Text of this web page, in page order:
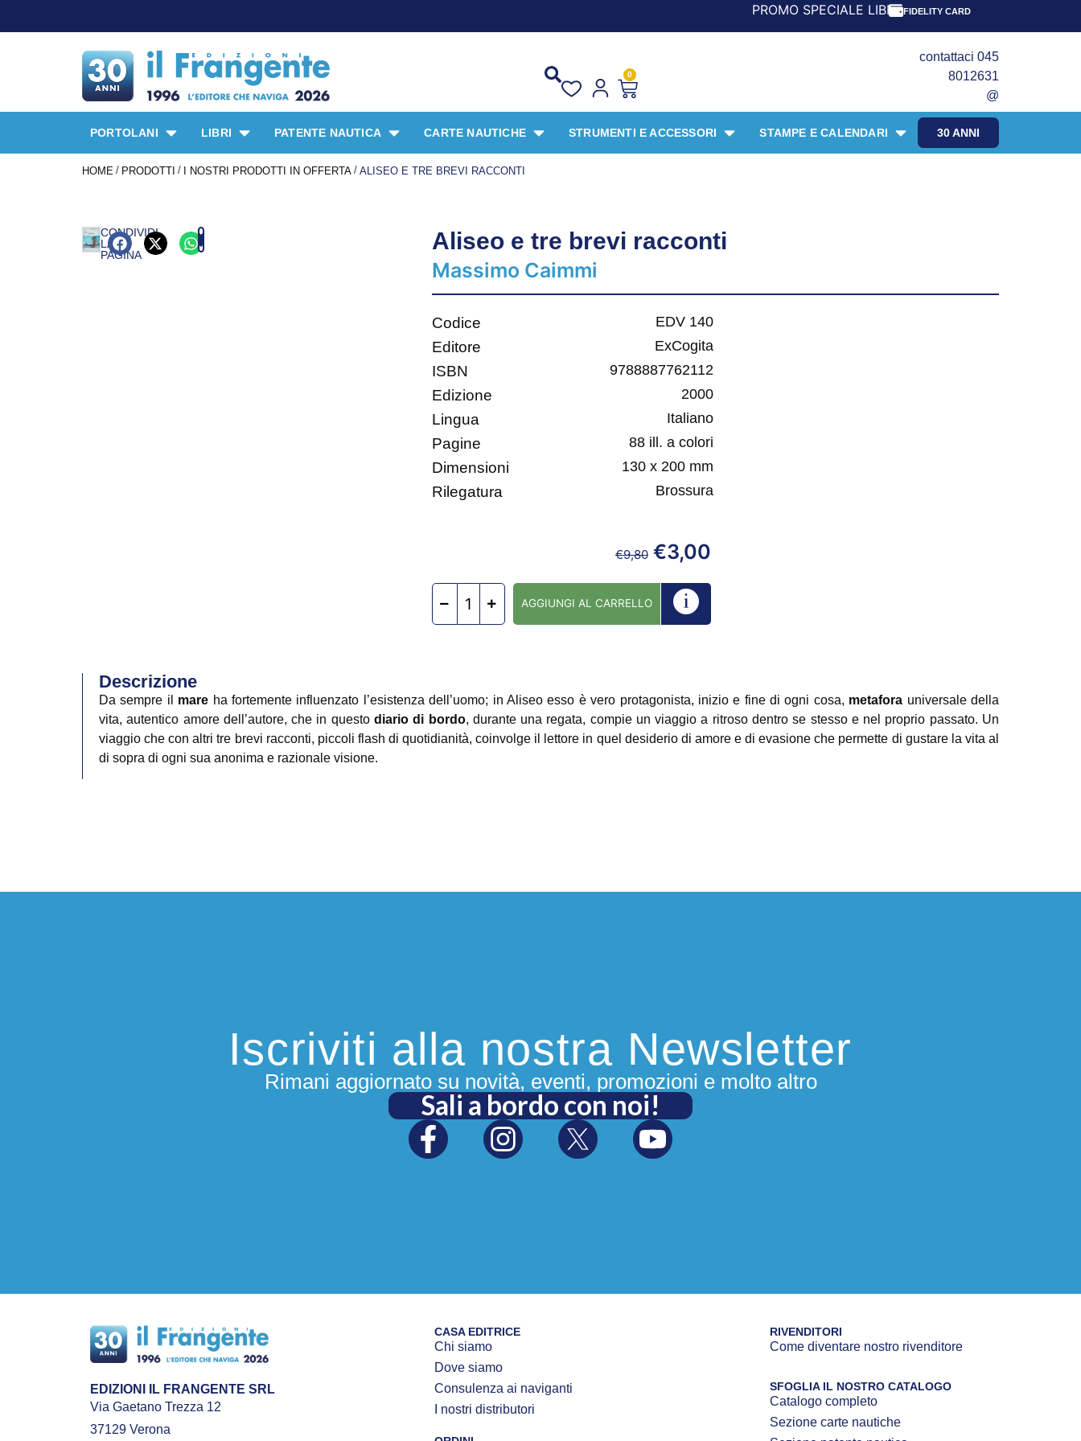
PROMO SPECIALE LIBRI PER I 30 ANNI DEL
FIDELITY CARD
0
contattaci 045
8012631
@
30 ANNI
PORTOLANI LIBRI PATENTE NAUTICA CARTE NAUTICHE STRUMENTI E ACCESSORI STAMPE E CALENDARI
HOME / PRODOTTI / I NOSTRI PRODOTTI IN OFFERTA / ALISEO E TRE BREVI RACCONTI
CONDIVIDI
LA
PAGINA
Aliseo e tre brevi racconti
Massimo Caimmi
Codice EDV 140
Editore ExCogita
ISBN 9788887762112
Edizione 2000
Lingua Italiano
Pagine 88 ill. a colori
Dimensioni 130 x 200 mm
Rilegatura Brossura
€9,80 €3,00
AGGIUNGI AL CARRELLO
Descrizione
Da sempre il mare ha fortemente influenzato l’esistenza dell’uomo; in Aliseo esso è vero protagonista, inizio e fine di ogni cosa, metafora universale della
vita, autentico amore dell’autore, che in questodiario di bordo, durante una regata, compie un viaggio a ritroso dentro se stesso e nel proprio passato. Un
viaggio che con altri tre brevi racconti, piccoli flash di quotidianità, coinvolge il lettore in quel desiderio di amore e di evasione che permette di gustare la vita al
di sopra di ogni sua anonima e razionale visione.
Iscriviti alla nostra Newsletter
Rimani aggiornato su novità, eventi, promozioni e molto altro
Sali a bordo con noi!
EDIZIONI IL FRANGENTE SRL
Via Gaetano Trezza 12
37129 Verona
CASA EDITRICE
Chi siamo
Dove siamo
Consulenza ai naviganti
I nostri distributori
RIVENDITORI
Come diventare nostro rivenditore
SFOGLIA IL NOSTRO CATALOGO
Catalogo completo
Sezione carte nautiche